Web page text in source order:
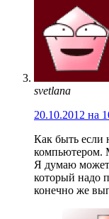
svetlana
20.10.2012 на
Как быть если
компьютером.
Я думаю может
который надо
конечно же